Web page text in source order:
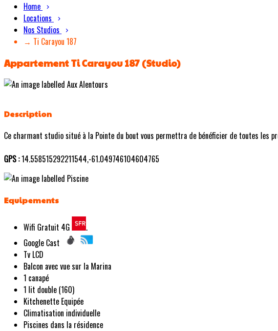
Home
Locations
Nos Studios
→ Ti Carayou 187
Appartement Ti Carayou 187 (Studio)
Description
Ce charmant studio situé à la Pointe du bout vous permettra de bénéficier de toutes les
GPS :14.558515292211544,-61.049746104604765
Equipements
Wifi Gratuit 4G
.
Google Cast
Tv LCD
Balcon avec vue sur la Marina
1 canapé
1 lit double (160)
Kitchenette Equipée
Climatisation individuelle
Piscines dans la résidence